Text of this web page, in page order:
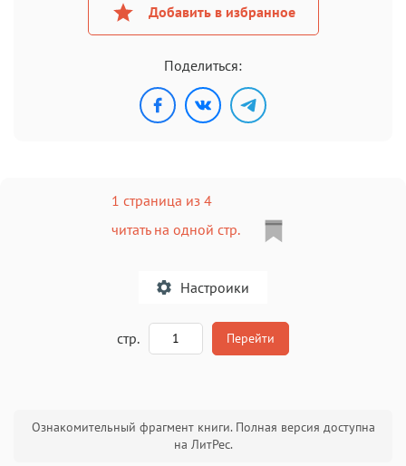
Добавить в избранное
Поделиться:
1 страница из 4
читать на одной стр.
Настроики
стр. Перейти
Ознакомительный фрагмент книги. Полная версия доступна
на ЛитРес.